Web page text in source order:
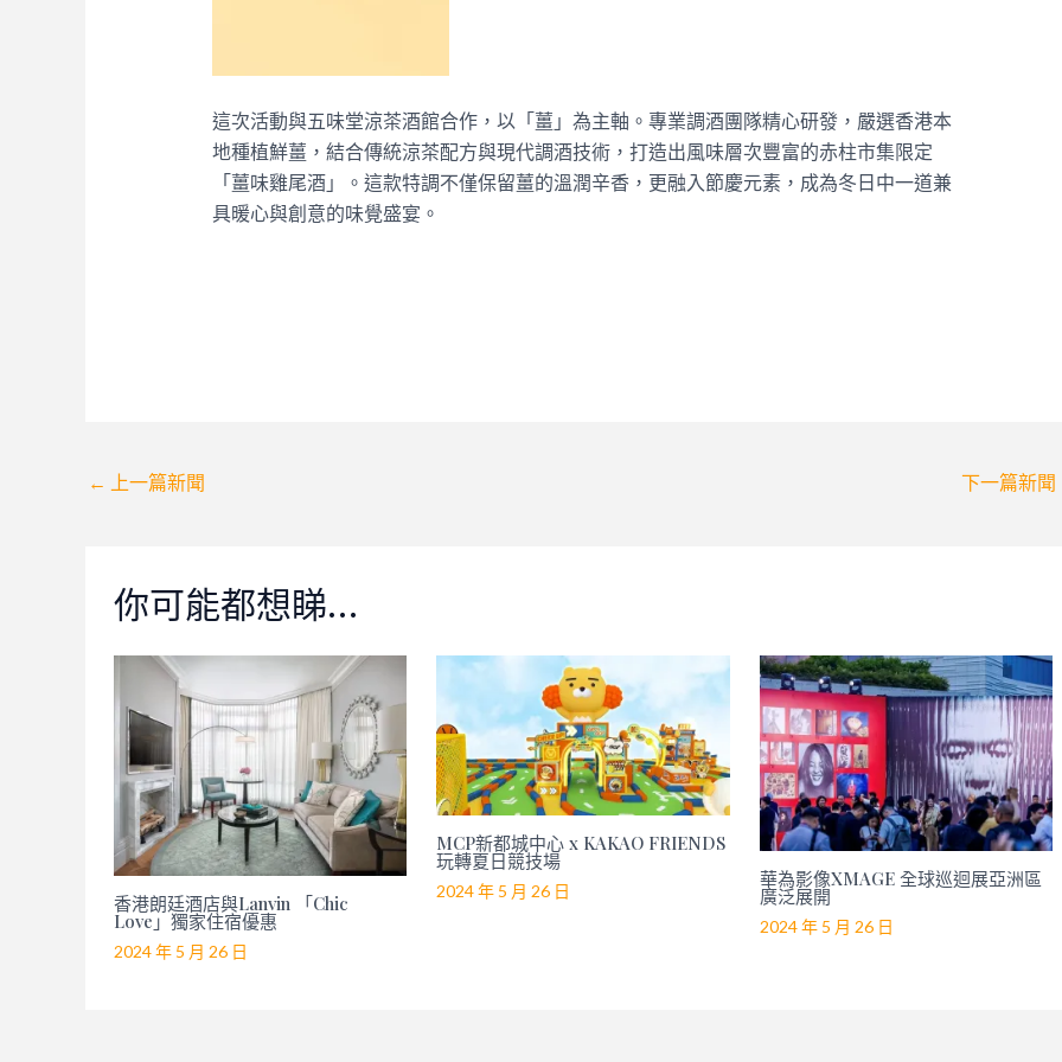
這次活動與五味堂涼茶酒館合作，以「薑」為主軸。專業調酒團隊精心研發，嚴選香港本
地種植鮮薑，結合傳統涼茶配方與現代調酒技術，打造出風味層次豐富的赤柱市集限定
「薑味雞尾酒」。這款特調不僅保留薑的溫潤辛香，更融入節慶元素，成為冬日中一道兼
具暖心與創意的味覺盛宴。
Post
← 上一篇新聞 下一篇新聞
你可能都想睇…
香港朗廷酒店與Lanvin 「Chic
Love」獨家住宿優惠
2024 年 5 月 26 日
MCP新都城中心 x KAKAO FRIENDS
玩轉夏日競技場
2024 年 5 月 26 日
華為影像XMAGE 全球巡迴展亞洲區
廣泛展開
2024 年 5 月 26 日